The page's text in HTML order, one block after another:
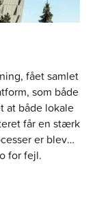
fået samlet
som både
at både lokale
får en stærk
er blevet
for fejl.